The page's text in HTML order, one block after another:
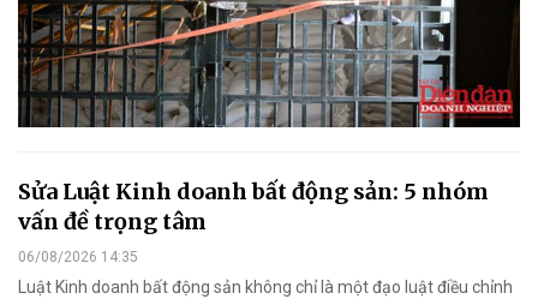
Sửa Luật Kinh doanh bất động sản: 5 nhóm
vấn đề trọng tâm
06/08/2026 14:35
Luật Kinh doanh bất động sản không chỉ là một đạo luật điều chỉnh